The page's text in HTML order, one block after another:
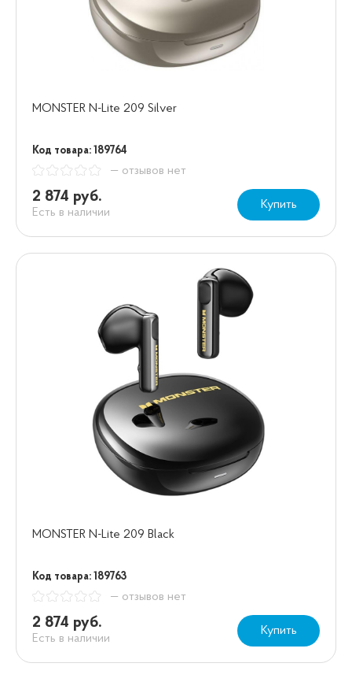
MONSTER N-Lite 209 Silver
Код товара: 189764
— отзывов нет
2 874 руб.
Есть в наличии
Купить
MONSTER N-Lite 209 Black
Код товара: 189763
— отзывов нет
2 874 руб.
Есть в наличии
Купить